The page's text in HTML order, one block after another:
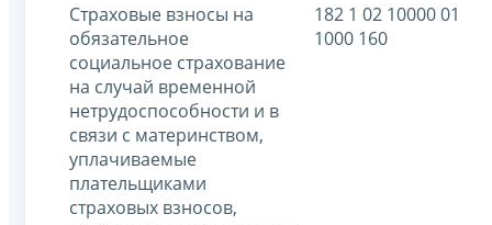
Страховые взносы на
обязательное
социальное страхование
на случай временной
нетрудоспособности и в
связи с материнством,
уплачиваемые
плательщиками
страховых взносов,
182 1 02 10000 01
1000 160